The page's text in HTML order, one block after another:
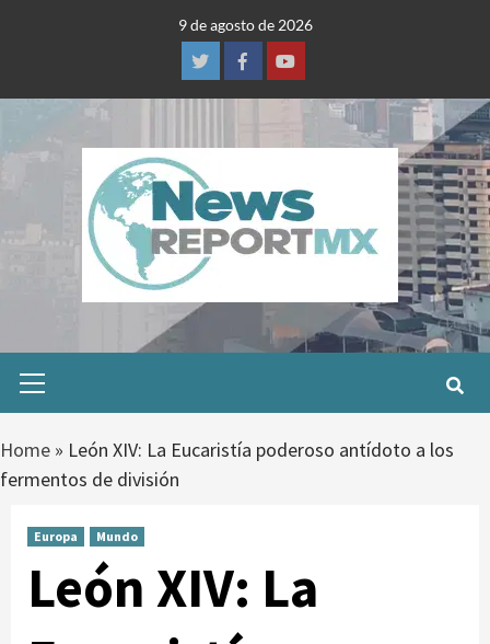
9 de agosto de 2026
TwitterFacebookYoutube
Menu
Home » León XIV: La Eucaristía poderoso antídoto a los
fermentos de división
Europa Mundo
León XIV: La